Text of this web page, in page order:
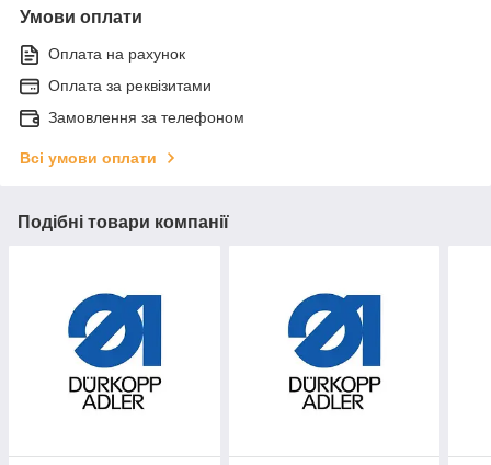
Умови оплати
Оплата на рахунок
Оплата за реквізитами
Замовлення за телефоном
Всі умови оплати
Подібні товари компанії